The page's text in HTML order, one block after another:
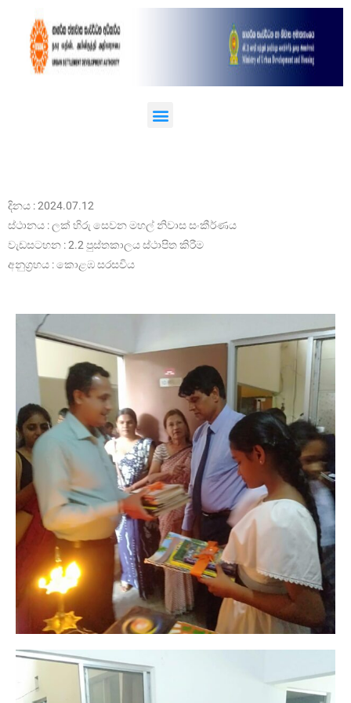
දිනය : 2024.07.12
ස්ථානය : ලක් හිරු සෙවන මහල් නිවාස සංකීර්ණය
වැඩසටහන : 2.2 පුස්තකාලය ස්ථාපිත කිරීම
අනුග්‍රහය : කොළඹ සරසවිය